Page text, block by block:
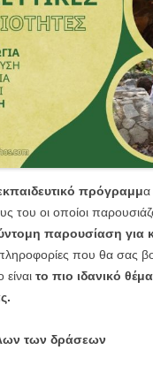
πρόγραμμα
του οι οποίοι
παρουσίαση για
που θα σας
το πιο ιδανικό
των δράσεων